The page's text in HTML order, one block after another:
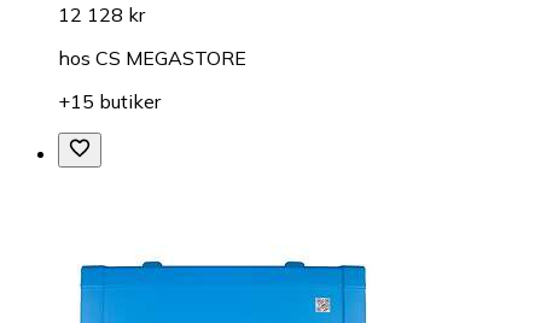
12 128 kr
hos CS MEGASTORE
+15 butiker